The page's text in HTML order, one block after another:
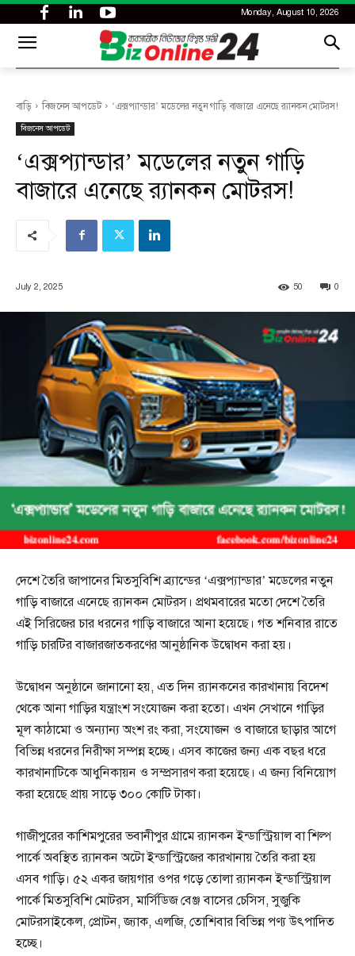
Monday, August 10, 2026
বাড়ি বিজনেস আপডেট ‘এক্সপ্যান্ডার’ মডেলের নতুন গাড়ি বাজারে এনেছে র‌্যানকন মোটরস!
বিজনেস আপডেট
‘এক্সপ্যান্ডার’ মডেলের নতুন গাড়ি
বাজারে এনেছে র‌্যানকন মোটরস!
July 2, 2025 0
50
দেশে তৈরি জাপানের মিতসুবিশি ব্র্যান্ডের ‘এক্সপ্যান্ডার’ মডেলের নতুন
গাড়ি বাজারে এনেছে র‌্যানকন মোটরস। প্রথমবারের মতো দেশে তৈরি
এই সিরিজের চার ধরনের গাড়ি বাজারে আনা হয়েছে। গত শনিবার রাতে
গাড়ি চারটির বাজারজাতকরণের আনুষ্ঠানিক উদ্বোধন করা হয়।
উদ্বোধন অনুষ্ঠানে জানানো হয়, এত দিন র‌্যানকনের কারখানায় বিদেশ
থেকে আনা গাড়ির যন্ত্রাংশ সংযোজন করা হতো। এখন সেখানে গাড়ির
মূল কাঠামো ও অন্যান্য অংশ রং করা, সংযোজন ও বাজারে ছাড়ার আগে
বিভিন্ন ধরনের নিরীক্ষা সম্পন্ন হচ্ছে। এসব কাজের জন্য এক বছর ধরে
কারখানাটিকে আধুনিকায়ন ও সম্প্রসারণ করা হয়েছে। এ জন্য বিনিয়োগ
করা হয়েছে প্রায় সাড়ে ৩০০ কোটি টাকা।
গাজীপুরের কাশিমপুরের ভবানীপুর গ্রামে র‌্যানকন ইন্ডাস্ট্রিয়াল বা শিল্প
পার্কে অবস্থিত র‌্যানকন অটো ইন্ডাস্ট্রিজের কারখানায় তৈরি করা হয়
এসব গাড়ি। ৫২ একর জায়গার ওপর গড়ে তোলা র‍্যানকন ইন্ডাস্ট্রিয়াল
পার্কে মিতসুবিশি মোটরস, মার্সিডিজ বেঞ্জ বাসের চেসিস, সুজুকি
মোটরসাইকেল, প্রোটন, জ্যাক, এলজি, তোশিবার বিভিন্ন পণ্য উৎপাদিত
হচ্ছে।